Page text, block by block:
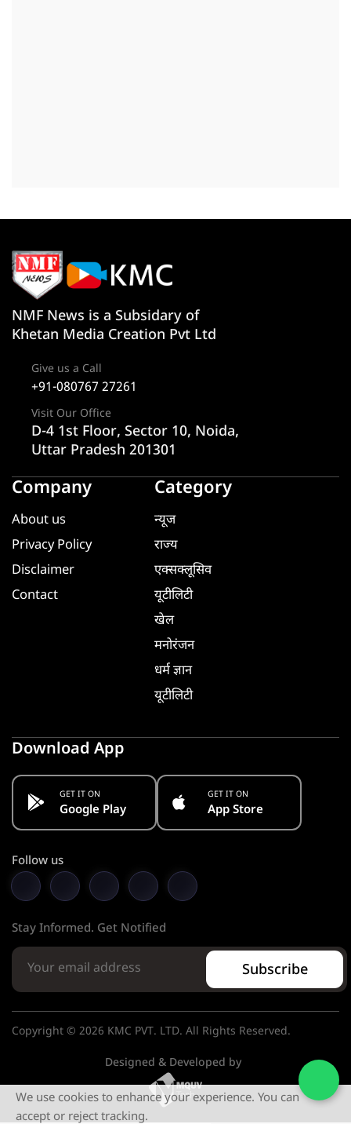
NMF News is a Subsidary of
Khetan Media Creation Pvt Ltd
Give us a Call
+91-080767 27261
Visit Our Office
D-4 1st Floor, Sector 10, Noida,
Uttar Pradesh 201301
Company
About us
Privacy Policy
Disclaimer
Contact
Category
न्यूज
राज्य
एक्सक्लूसिव
यूटीलिटी
खेल
मनोरंजन
धर्म ज्ञान
यूटीलिटी
Download App
GET IT ON
Google Play
GET IT ON
App Store
Follow us
Stay Informed. Get Notified
Subscribe
Copyright © 2026 KMC PVT. LTD. All Rights Reserved.
Designed & Developed by
We use cookies to enhance your experience. You can
accept or reject tracking.